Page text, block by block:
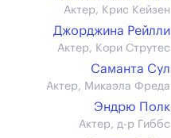
Актер, Крис Кейзен
Джорджина Рейлли
Актер, Кори Струтес
Саманта Сул
Актер, Микаэла Фреда
Эндрю Полк
Актер, д-р Гиббс